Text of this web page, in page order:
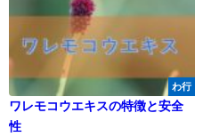
わ行
ワレモコウエキスの特徴と安全
性